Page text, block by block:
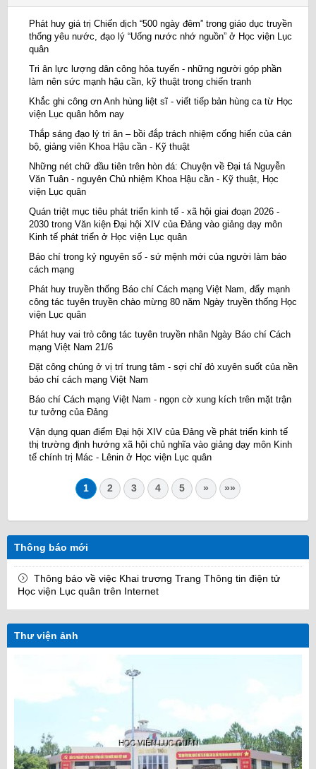
Phát huy giá trị Chiến dịch “500 ngày đêm” trong giáo dục truyền
thống yêu nước, đạo lý “Uống nước nhớ nguồn” ở Học viện Lục
quân
Tri ân lực lượng dân công hỏa tuyến - những người góp phần
làm nên sức mạnh hậu cần, kỹ thuật trong chiến tranh
Khắc ghi công ơn Anh hùng liệt sĩ - viết tiếp bản hùng ca từ Học
viện Lục quân hôm nay
Thắp sáng đạo lý tri ân – bồi đắp trách nhiệm cống hiến của cán
bộ, giảng viên Khoa Hậu cần - Kỹ thuật
Những nét chữ đầu tiên trên hòn đá: Chuyện về Đại tá Nguyễn
Văn Tuân - nguyên Chủ nhiệm Khoa Hậu cần - Kỹ thuật, Học
viện Lục quân
Quán triệt mục tiêu phát triển kinh tế - xã hội giai đoạn 2026 -
2030 trong Văn kiện Đại hội XIV của Đảng vào giảng dạy môn
Kinh tế phát triển ở Học viện Lục quân
Báo chí trong kỷ nguyên số - sứ mệnh mới của người làm báo
cách mạng
Phát huy truyền thống Báo chí Cách mạng Việt Nam, đẩy mạnh
công tác tuyên truyền chào mừng 80 năm Ngày truyền thống Học
viện Lục quân
Phát huy vai trò công tác tuyên truyền nhân Ngày Báo chí Cách
mạng Việt Nam 21/6
Đặt công chúng ở vị trí trung tâm - sợi chỉ đỏ xuyên suốt của nền
báo chí cách mạng Việt Nam
Báo chí Cách mạng Việt Nam - ngọn cờ xung kích trên mặt trận
tư tưởng của Đảng
Vận dụng quan điểm Đại hội XIV của Đảng về phát triển kinh tế
thị trường định hướng xã hội chủ nghĩa vào giảng dạy môn Kinh
tế chính trị Mác - Lênin ở Học viện Lục quân
1 2 3 4 5 » »»
Thông báo mới
Thông báo về việc Khai trương Trang Thông tin điện tử
Học viện Lục quân trên Internet
Thư viện ảnh